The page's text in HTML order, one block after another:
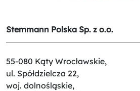
Stemmann Polska Sp. z o.o.
55-080 Kąty Wrocławskie,
ul. Spółdzielcza 22,
woj. dolnośląskie,